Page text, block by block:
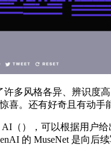
风格各异、辨识度
。还有好奇且有动手
），可以根据用户给
的 MuseNet 是向后续